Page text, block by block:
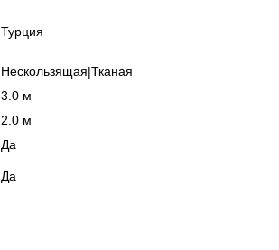
Турция
Нескользящая|Тканая
3.0 м
2.0 м
Да
Да